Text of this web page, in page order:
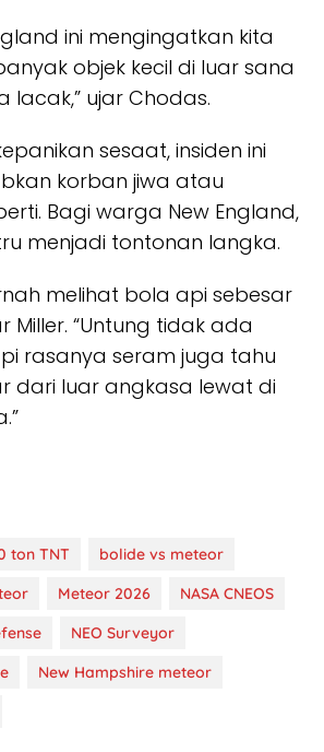
ini mengingatkan kita
objek kecil di luar sana
lacak,” ujar Chodas.
sesaat, insiden ini
korban jiwa atau
Bagi warga New England,
menjadi tontonan langka.
melihat bola api sebesar
Miller. “Untung tidak ada
rasanya seram juga tahu
dari luar angkasa lewat di
ton TNT
bolide vs meteor
Meteor 2026
NASA CNEOS
NEO Surveyor
New Hampshire meteor